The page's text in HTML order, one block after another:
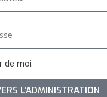
de moi
L'ADMINISTRATION